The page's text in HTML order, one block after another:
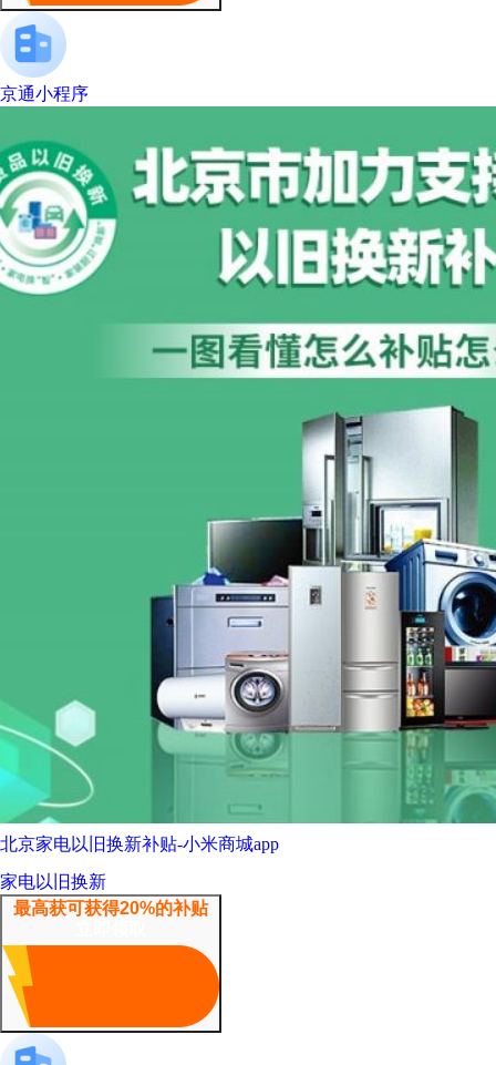
京通小程序
北京家电以旧换新补贴-小米商城app
家电以旧换新
最高获可获得20%的补贴